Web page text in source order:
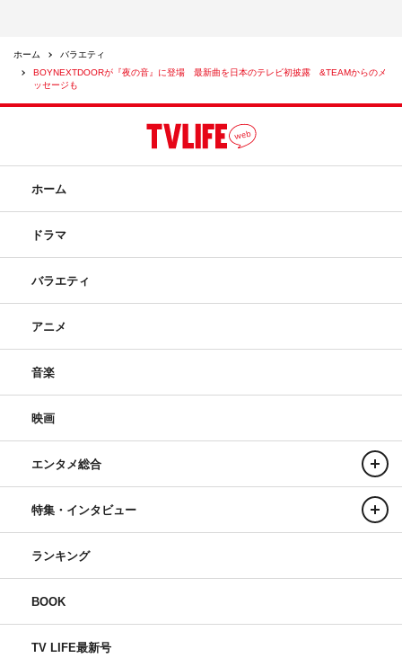
ホーム
バラエティ
BOYNEXTDOORが『夜の音』に登場 最新曲を日本のテレビ初披露 &TEAMからのメ
ッセージも
ホーム
ドラマ
バラエティ
アニメ
音楽
映画
エンタメ総合
特集・インタビュー
ランキング
BOOK
TV LIFE最新号